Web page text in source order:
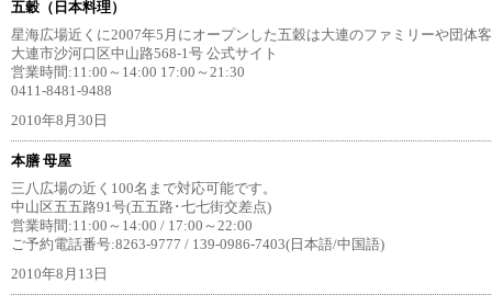
五穀（日本料理）
星海広場近くに2007年5月にオープンした五穀は大連のファミリーや団体
大連市沙河口区中山路568-1号 公式サイト
営業時間:11:00～14:00 17:00～21:30
0411-8481-9488
2010年8月30日
本膳 母屋
三八広場の近く100名まで対応可能です。
中山区五五路91号(五五路･七七街交差点)
営業時間:11:00～14:00 / 17:00～22:00
ご予約電話番号:8263-9777 / 139-0986-7403(日本語/中国語)
2010年8月13日